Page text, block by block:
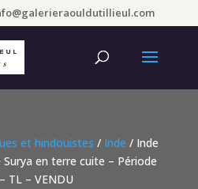
et hindouistes / Inde / Inde
en terre cuite – Période
TL – VENDU